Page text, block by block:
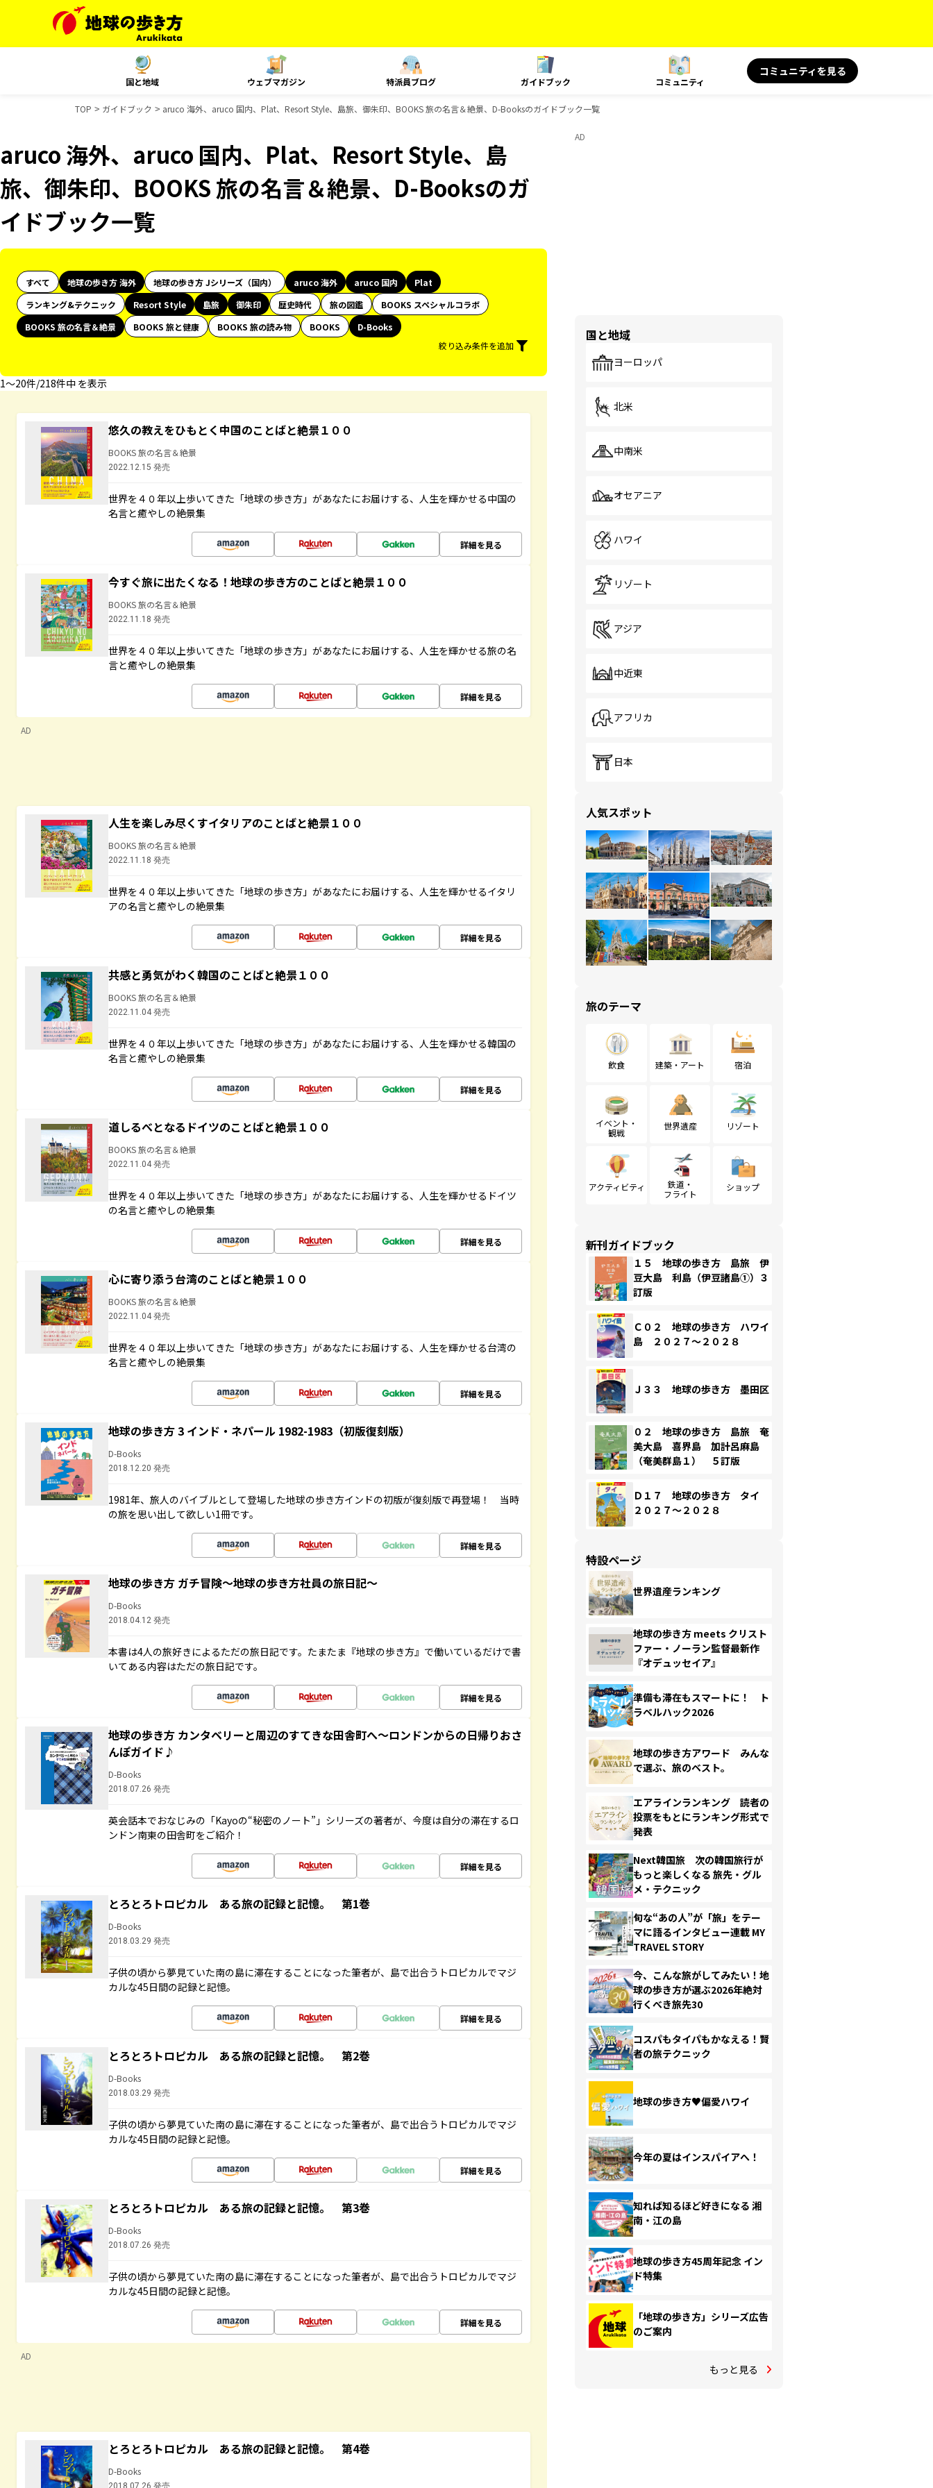
国と地域 ウェブマガジン 特派員ブログ ガイドブック コミュニティ
コミュニティを見る
TOP ガイドブック aruco 海外、aruco 国内、Plat、Resort Style、島旅、御朱印、BOOKS 旅の名言＆絶景、D-Booksのガイドブック一覧
aruco 海外、aruco 国内、Plat、Resort Style、島
旅、御朱印、BOOKS 旅の名言＆絶景、D-Booksのガ
イドブック一覧
すべて 地球の歩き方 海外 地球の歩き方 Jシリーズ（国内） aruco 海外 aruco 国内
Plat
ランキング&テクニック
Resort Style 島旅 御朱印 歴史時代 旅の図鑑
BOOKS スペシャルコラボ
BOOKS 旅の名言＆絶景
BOOKS 旅と健康 BOOKS 旅の読み物 BOOKS
D-Books
絞り込み条件を追加
1〜20件/218件中 を表示
悠久の教えをひもとく中国のことばと絶景１００
BOOKS 旅の名言＆絶景
2022.12.15 発売
世界を４０年以上歩いてきた「地球の歩き方」があなたにお届けする、人生を輝かせる中国の
名言と癒やしの絶景集
詳細を見る
今すぐ旅に出たくなる！地球の歩き方のことばと絶景１００
BOOKS 旅の名言＆絶景
2022.11.18 発売
世界を４０年以上歩いてきた「地球の歩き方」があなたにお届けする、人生を輝かせる旅の名
言と癒やしの絶景集
詳細を見る
AD
人生を楽しみ尽くすイタリアのことばと絶景１００
BOOKS 旅の名言＆絶景
2022.11.18 発売
世界を４０年以上歩いてきた「地球の歩き方」があなたにお届けする、人生を輝かせるイタリ
アの名言と癒やしの絶景集
詳細を見る
共感と勇気がわく韓国のことばと絶景１００
BOOKS 旅の名言＆絶景
2022.11.04 発売
世界を４０年以上歩いてきた「地球の歩き方」があなたにお届けする、人生を輝かせる韓国の
名言と癒やしの絶景集
詳細を見る
道しるべとなるドイツのことばと絶景１００
BOOKS 旅の名言＆絶景
2022.11.04 発売
世界を４０年以上歩いてきた「地球の歩き方」があなたにお届けする、人生を輝かせるドイツ
の名言と癒やしの絶景集
詳細を見る
心に寄り添う台湾のことばと絶景１００
BOOKS 旅の名言＆絶景
2022.11.04 発売
世界を４０年以上歩いてきた「地球の歩き方」があなたにお届けする、人生を輝かせる台湾の
名言と癒やしの絶景集
詳細を見る
地球の歩き方 3 インド・ネパール 1982-1983（初版復刻版）
D-Books
2018.12.20 発売
1981年、旅人のバイブルとして登場した地球の歩き方インドの初版が復刻版で再登場！ 当時
の旅を思い出して欲しい1冊です。
詳細を見る
地球の歩き方 ガチ冒険～地球の歩き方社員の旅日記～
D-Books
2018.04.12 発売
本書は4人の旅好きによるただの旅日記です。たまたま『地球の歩き方』で働いているだけで書
いてある内容はただの旅日記です。
詳細を見る
地球の歩き方 カンタベリーと周辺のすてきな田舎町へ～ロンドンからの日帰りおさ
んぽガイド♪
D-Books
2018.07.26 発売
英会話本でおなじみの「Kayoの“秘密のノート”」シリーズの著者が、今度は自分の滞在するロ
ンドン南東の田舎町をご紹介！
詳細を見る
とろとろトロピカル ある旅の記録と記憶。 第1巻
D-Books
2018.03.29 発売
子供の頃から夢見ていた南の島に滞在することになった筆者が、島で出合うトロピカルでマジ
カルな45日間の記録と記憶。
詳細を見る
とろとろトロピカル ある旅の記録と記憶。 第2巻
D-Books
2018.03.29 発売
子供の頃から夢見ていた南の島に滞在することになった筆者が、島で出合うトロピカルでマジ
カルな45日間の記録と記憶。
詳細を見る
とろとろトロピカル ある旅の記録と記憶。 第3巻
D-Books
2018.07.26 発売
子供の頃から夢見ていた南の島に滞在することになった筆者が、島で出合うトロピカルでマジ
カルな45日間の記録と記憶。
詳細を見る
AD
とろとろトロピカル ある旅の記録と記憶。 第4巻
D-Books
2018.07.26 発売
AD
国と地域
ヨーロッパ
北米
中南米
オセアニア
ハワイ
リゾート
アジア
中近東
アフリカ
日本
人気スポット
旅のテーマ
飲食 建築・アート 宿泊
イベント・
観戦
世界遺産 リゾート
アクティビティ
鉄道・
フライト
ショップ
新刊ガイドブック
１５ 地球の歩き方 島旅 伊
豆大島 利島（伊豆諸島①）３
訂版
Ｃ０２ 地球の歩き方 ハワイ
島 ２０２７～２０２８
Ｊ３３ 地球の歩き方 墨田区
０２ 地球の歩き方 島旅 奄
美大島 喜界島 加計呂麻島
（奄美群島１） ５訂版
Ｄ１７ 地球の歩き方 タイ
２０２７～２０２８
特設ページ
世界遺産ランキング
地球の歩き方 meets クリスト
ファー・ノーラン監督最新作
『オデュッセイア』
準備も滞在もスマートに！ ト
ラベルハック2026
地球の歩き方アワード みんな
で選ぶ、旅のベスト。
エアラインランキング 読者の
投票をもとにランキング形式で
発表
Next韓国旅 次の韓国旅行が
もっと楽しくなる 旅先・グル
メ・テクニック
旬な“あの人”が「旅」をテー
マに語るインタビュー連載 MY
TRAVEL STORY
今、こんな旅がしてみたい！地
球の歩き方が選ぶ2026年絶対
行くべき旅先30
コスパもタイパもかなえる！賢
者の旅テクニック
地球の歩き方♥偏愛ハワイ
今年の夏はインスパイアへ！
知れば知るほど好きになる 湘
南・江の島
地球の歩き方45周年記念 イン
ド特集
「地球の歩き方」シリーズ広告
のご案内
もっと見る